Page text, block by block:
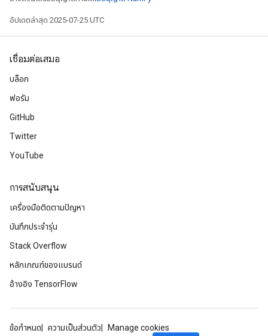
อัปเดตล่าสุด 2025-07-25 UTC
เชื่อมต่อเสมอ
บล็อก
ฟอรัม
GitHub
Twitter
YouTube
การสนับสนุน
เครื่องมือติดตามปัญหา
บันทึกประจำรุ่น
Stack Overflow
หลักเกณฑ์ของแบรนด์
อ้างอิง TensorFlow
ข้อกำหนด ความเป็นส่วนตัว
Manage cookies